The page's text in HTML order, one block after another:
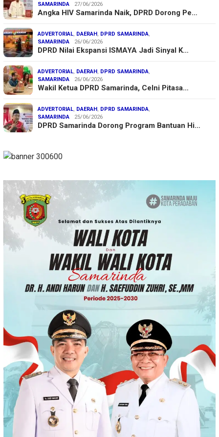
SAMARINDA
27/06/2026
Angka HIV Samarinda Naik, DPRD Dorong Pe…
ADVERTORIAL, DAERAH, DPRD SAMARINDA,
SAMARINDA
26/06/2026
DPRD Nilai Ekspansi ISMAYA Jadi Sinyal K…
ADVERTORIAL, DAERAH, DPRD SAMARINDA,
SAMARINDA
26/06/2026
Wakil Ketua DPRD Samarinda, Celni Pitasa…
ADVERTORIAL, DAERAH, DPRD SAMARINDA,
SAMARINDA
25/06/2026
DPRD Samarinda Dorong Program Bantuan Hi…